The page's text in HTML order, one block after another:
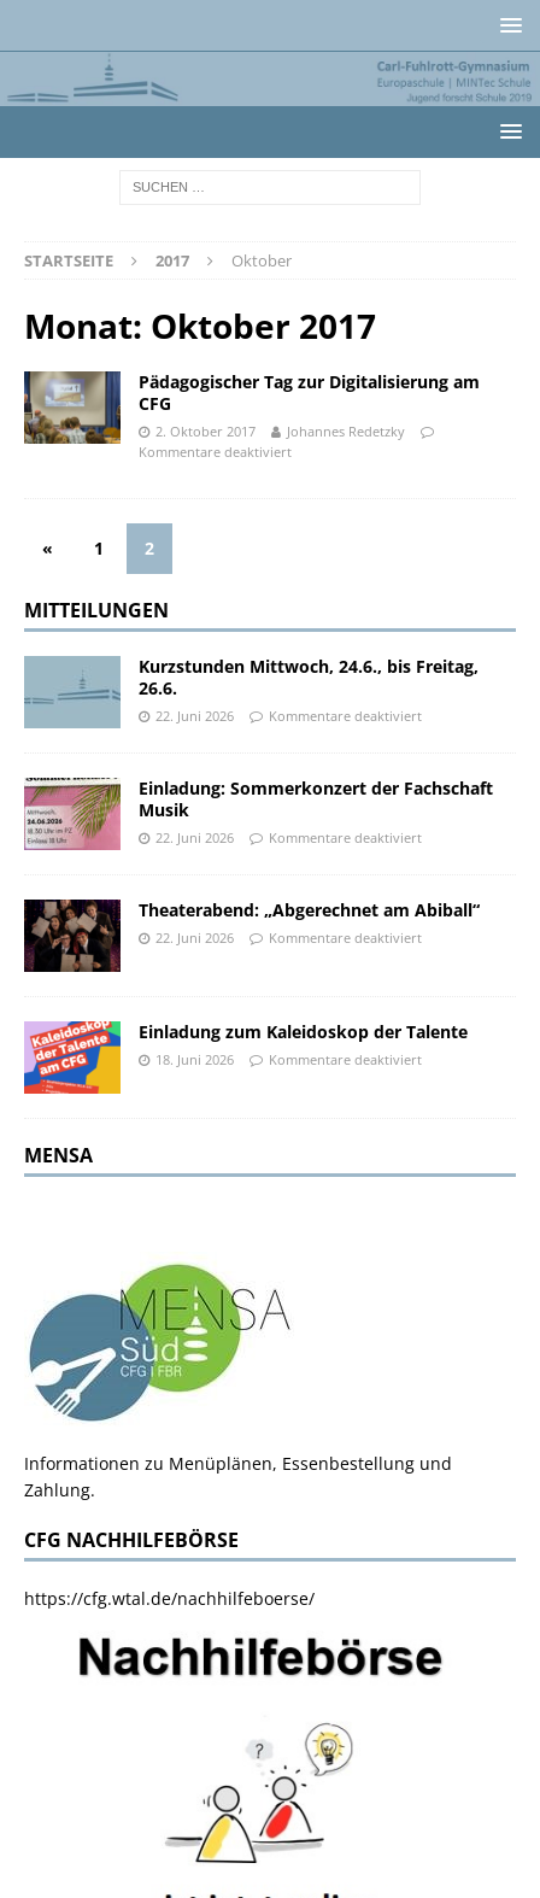
STARTSEITE 2017 Oktober
Monat: Oktober 2017
Pädagogischer Tag zur Digitalisierung am
CFG
2. Oktober 2017
Johannes Redetzky
Kommentare deaktiviert
« 1 2
MITTEILUNGEN
Kurzstunden Mittwoch, 24.6., bis Freitag,
26.6.
22. Juni 2026 Kommentare deaktiviert
Einladung: Sommerkonzert der Fachschaft
Musik
22. Juni 2026 Kommentare deaktiviert
Theaterabend: „Abgerechnet am Abiball“
22. Juni 2026 Kommentare deaktiviert
Einladung zum Kaleidoskop der Talente
18. Juni 2026 Kommentare deaktiviert
MENSA
Informationen zu Menüplänen, Essenbestellung und
Zahlung.
CFG NACHHILFEBÖRSE
https://cfg.wtal.de/nachhilfeboerse/